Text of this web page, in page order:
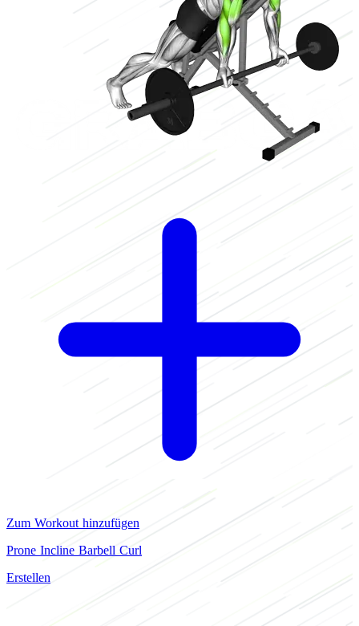
Zum Workout hinzufügen
Prone Incline Barbell Curl
Erstellen